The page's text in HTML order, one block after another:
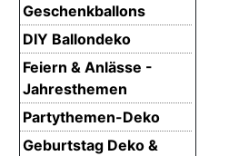
Geschenkballons
DIY Ballondeko
Feiern & Anlässe -
Jahresthemen
Partythemen-Deko
Geburtstag Deko &